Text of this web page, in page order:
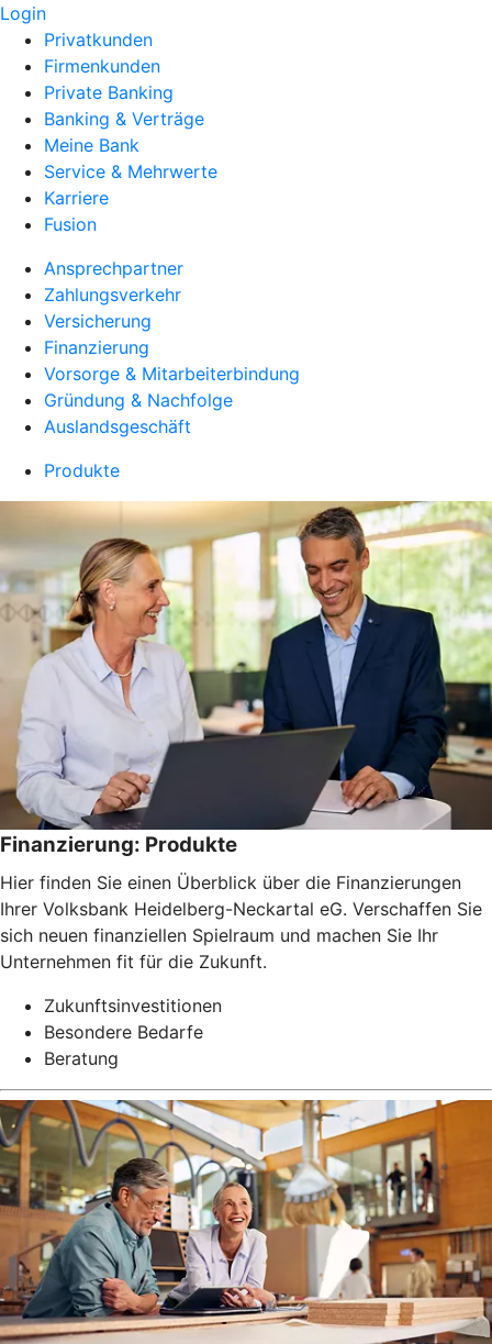
Login
Privatkunden
Firmenkunden
Private Banking
Banking & Verträge
Meine Bank
Service & Mehrwerte
Karriere
Fusion
Ansprechpartner
Zahlungsverkehr
Versicherung
Finanzierung
Vorsorge & Mitarbeiterbindung
Gründung & Nachfolge
Auslandsgeschäft
Produkte
Finanzierung: Produkte
Hier finden Sie einen Überblick über die Finanzierungen
Ihrer Volksbank Heidelberg-Neckartal eG. Verschaffen Sie
sich neuen finanziellen Spielraum und machen Sie Ihr
Unternehmen fit für die Zukunft.
Zukunftsinvestitionen
Besondere Bedarfe
Beratung